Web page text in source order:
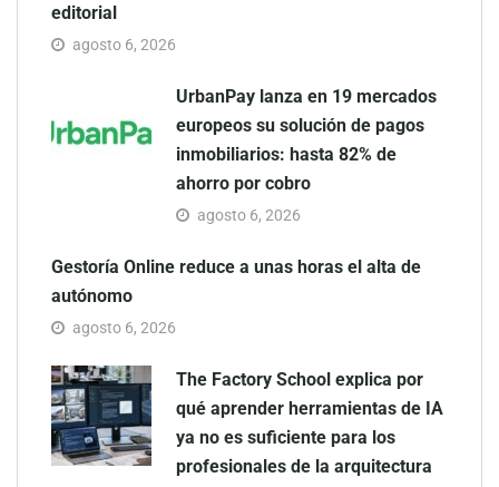
editorial
agosto 6, 2026
UrbanPay lanza en 19 mercados
europeos su solución de pagos
inmobiliarios: hasta 82% de
ahorro por cobro
agosto 6, 2026
Gestoría Online reduce a unas horas el alta de
autónomo
agosto 6, 2026
The Factory School explica por
qué aprender herramientas de IA
ya no es suficiente para los
profesionales de la arquitectura